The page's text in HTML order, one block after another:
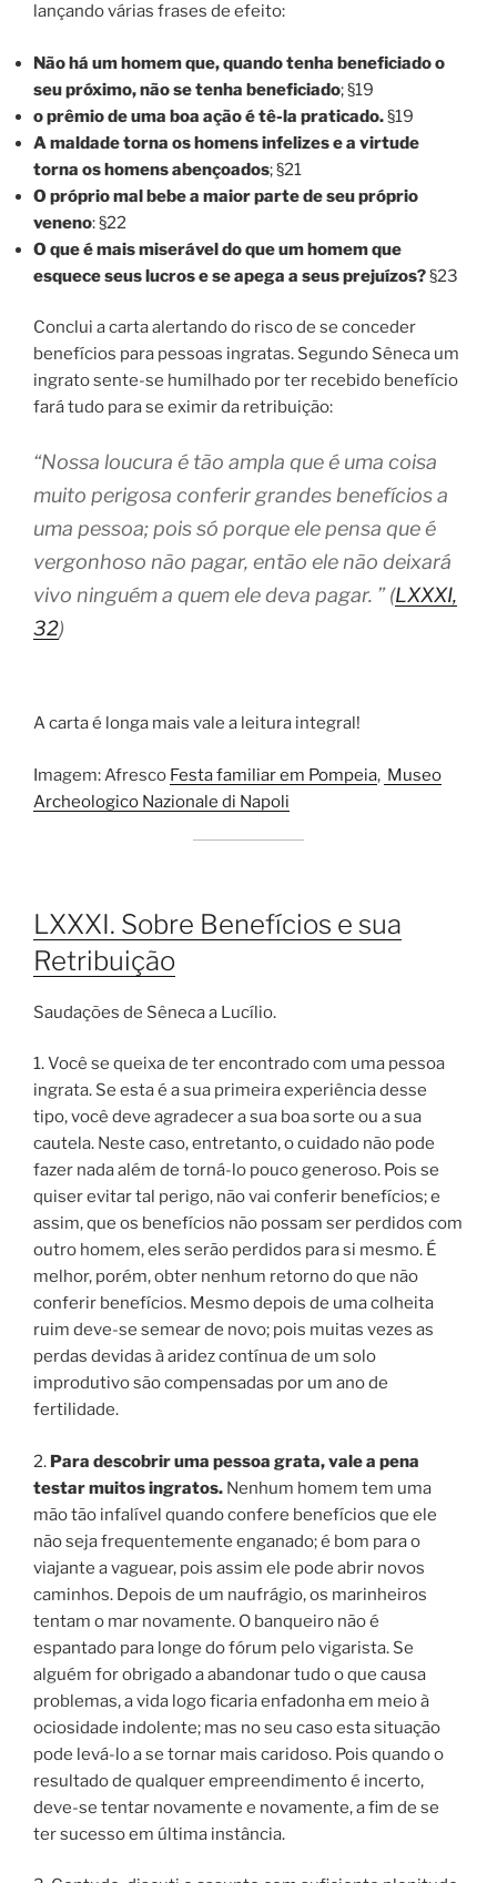
lançando várias frases de efeito:
Não há um homem que, quando tenha beneficiado o
seu próximo, não se tenha beneficiado; §19
o prêmio de uma boa ação é tê-la praticado.§19
A maldade torna os homens infelizes e a virtude
torna os homens abençoados; §21
O próprio mal bebe a maior parte de seu próprio
veneno: §22
O que é mais miserável do que um homem que
esquece seus lucros e se apega a seus prejuízos?§23
Conclui a carta alertando do risco de se conceder
benefícios para pessoas ingratas. Segundo Sêneca um
ingrato sente-se humilhado por ter recebido benefício
fará tudo para se eximir da retribuição:
“Nossa loucura é tão ampla que é uma coisa
muito perigosa conferir grandes benefícios a
uma pessoa; pois só porque ele pensa que é
vergonhoso não pagar, então ele não deixará
vivo ninguém a quem ele deva pagar. ” (LXXXI,
32)
A carta é longa mais vale a leitura integral!
Imagem: Afresco Festa familiar em Pompeia, Museo
Archeologico Nazionale di Napoli
LXXXI. Sobre Benefícios e sua
Retribuição
Saudações de Sêneca a Lucílio.
1. Você se queixa de ter encontrado com uma pessoa
ingrata. Se esta é a sua primeira experiência desse
tipo, você deve agradecer a sua boa sorte ou a sua
cautela. Neste caso, entretanto, o cuidado não pode
fazer nada além de torná-lo pouco generoso. Pois se
quiser evitar tal perigo, não vai conferir benefícios; e
assim, que os benefícios não possam ser perdidos com
outro homem, eles serão perdidos para si mesmo. É
melhor, porém, obter nenhum retorno do que não
conferir benefícios. Mesmo depois de uma colheita
ruim deve-se semear de novo; pois muitas vezes as
perdas devidas à aridez contínua de um solo
improdutivo são compensadas por um ano de
fertilidade.
2. Para descobrir uma pessoa grata, vale a pena
testar muitos ingratos. Nenhum homem tem uma
mão tão infalível quando confere benefícios que ele
não seja frequentemente enganado; é bom para o
viajante a vaguear, pois assim ele pode abrir novos
caminhos. Depois de um naufrágio, os marinheiros
tentam o mar novamente. O banqueiro não é
espantado para longe do fórum pelo vigarista. Se
alguém for obrigado a abandonar tudo o que causa
problemas, a vida logo ficaria enfadonha em meio à
ociosidade indolente; mas no seu caso esta situação
pode levá-lo a se tornar mais caridoso. Pois quando o
resultado de qualquer empreendimento é incerto,
deve-se tentar novamente e novamente, a fim de se
ter sucesso em última instância.